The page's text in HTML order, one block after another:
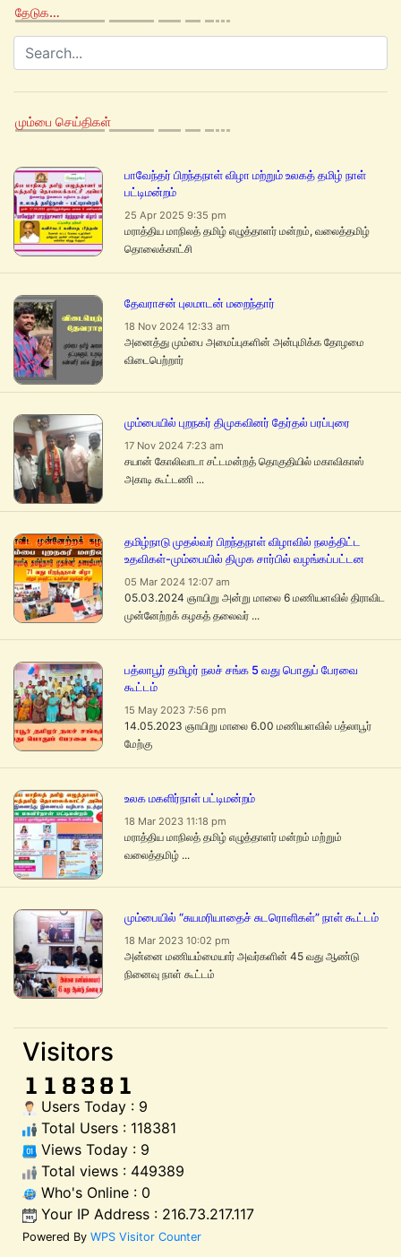
தேடுக…
மும்பை செய்திகள்
பாவேந்தர் பிறந்தநாள் விழா மற்றும் உலகத் தமிழ் நாள்
பட்டிமன்றம்
25 Apr 2025 9:35 pm
மராத்திய மாநிலத் தமிழ் எழுத்தாளர் மன்றம், வலைத்தமிழ்
தொலைக்காட்சி
தேவராசன் புலமாடன் மறைந்தார்
18 Nov 2024 12:33 am
அனைத்து மும்பை அமைப்புகளின் அன்புமிக்க தோழமை
விடைபெற்றார்
மும்பையில் புறநகர் திமுகவினர் தேர்தல் பரப்புரை
17 Nov 2024 7:23 am
சயான் கோலிவாடா சட்டமன்றத் தொகுதியில் மகாவிகாஸ்
அகாடி கூட்டணி ...
தமிழ்நாடு முதல்வர் பிறந்தநாள் விழாவில் நலத்திட்ட
உதவிகள்-மும்பையில் திமுக சார்பில் வழங்கப்பட்டன
05 Mar 2024 12:07 am
05.03.2024 ஞாயிறு அன்று மாலை 6 மணியளவில் திராவிட
முன்னேற்றக் கழகத் தலைவர் ...
பத்லாபூர் தமிழர் நலச் சங்க 5 வது பொதுப் பேரவை
கூட்டம்
15 May 2023 7:56 pm
14.05.2023 ஞாயிறு மாலை 6.00 மணியளவில் பத்லாபூர்
மேற்கு
உலக மகளிர்நாள் பட்டிமன்றம்
18 Mar 2023 11:18 pm
மராத்திய மாநிலத் தமிழ் எழுத்தாளர் மன்றம் மற்றும்
வலைத்தமிழ் ...
மும்பையில் “சுயமரியாதைச் சுடரொளிகள்” நாள் கூட்டம்
18 Mar 2023 10:02 pm
அன்னை மணியம்மையார் அவர்களின் 45 வது ஆண்டு
நினைவு நாள் கூட்டம்
Visitors
Users Today : 9
Total Users : 118381
Views Today : 9
Total views : 449389
Who's Online : 0
Your IP Address : 216.73.217.117
Powered By WPS Visitor Counter